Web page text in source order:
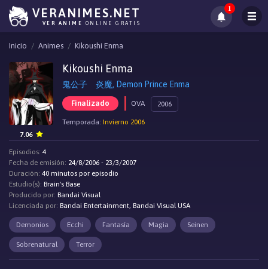
VERANIMES.NET
VER ANIME ONLINE GRATIS
1
Inicio Animes Kikoushi Enma
Kikoushi Enma
鬼公子 炎魔, Demon Prince Enma
Finalizado OVA 2006
Temporada: Invierno 2006
7.06
Episodios: 4
Fecha de emisión: 24/8/2006 - 23/3/2007
Duración: 40 minutos por episodio
Estudio(s): Brain's Base
Producido por: Bandai Visual
Licenciada por: Bandai Entertainment, Bandai Visual USA
Demonios Ecchi Fantasía Magia Seinen
Sobrenatural Terror